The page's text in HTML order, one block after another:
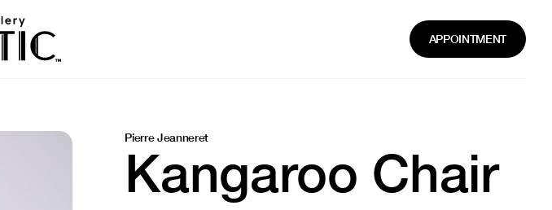
APPOINTMENT
Pierre Jeanneret
Kangaroo Chair